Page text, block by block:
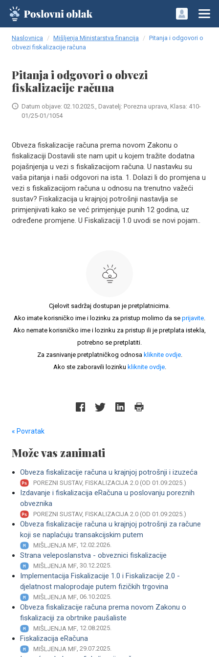
Naslovnica Mišljenja Ministarstva financija
Pitanja i odgovori o
obvezi fiskalizacije računa
Pitanja i odgovori o obvezi
fiskalizacije računa
Datum objave: 02.10.2025., Davatelj: Porezna uprava, Klasa: 410-
01/25-01/1054
Obveza fiskalizacije računa prema novom Zakonu o
fiskalizaciji Dostavili ste nam upit u kojem tražite dodatna
pojašnjenja u vezi s fiskalizacijom računa. U nastavku su
vaša pitanja i naši odgovori na ista. 1. Dolazi li do promjena u
vezi s fiskalizacijom računa u odnosu na trenutno važeći
sustav? Fiskalizacija u krajnjoj potrošnji nastavlja se
primjenjivati kako se već primjenjuje punih 12 godina, uz
određene promjene. U Fiskalizaciji 1.0 uvodi se novi pojam..
Cjelovit sadržaj dostupan je pretplatnicima.
Ako imate korisničko ime i lozinku za pristup molimo da se prijavite.
Ako nemate korisničko ime i lozinku za pristup ili je pretplata istekla,
potrebno se pretplatiti.
Za zasnivanje pretplatničkog odnosa kliknite ovdje.
Ako ste zaboravili lozinku kliknite ovdje.
« Povratak
Može vas zanimati
Obveza fiskalizacije računa u krajnjoj potrošnji i izuzeća
POREZNI SUSTAV, FISKALIZACIJA 2.0 (OD 01.09.2025.)
Izdavanje i fiskalizacija eRačuna u poslovanju poreznih
obveznika
POREZNI SUSTAV, FISKALIZACIJA 2.0 (OD 01.09.2025.)
Obveza fiskalizacije računa u krajnjoj potrošnji za račune
koji se naplaćuju transakcijskim putem
MIŠLJENJA MF, 12.02.2026.
Strana veleposlanstva - obveznici fiskalizacije
MIŠLJENJA MF, 30.12.2025.
Implementacija Fiskalizacije 1.0 i Fiskalizacije 2.0 -
djelatnost maloprodaje putem fizičkih trgovina
MIŠLJENJA MF, 06.10.2025.
Obveza fiskalizacije računa prema novom Zakonu o
fiskalizaciji za obrtnike paušaliste
MIŠLJENJA MF, 12.08.2025.
Fiskalizacija eRačuna
MIŠLJENJA MF, 29.07.2025.